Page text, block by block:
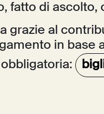
fatto di ascolto,
grazie al
in base